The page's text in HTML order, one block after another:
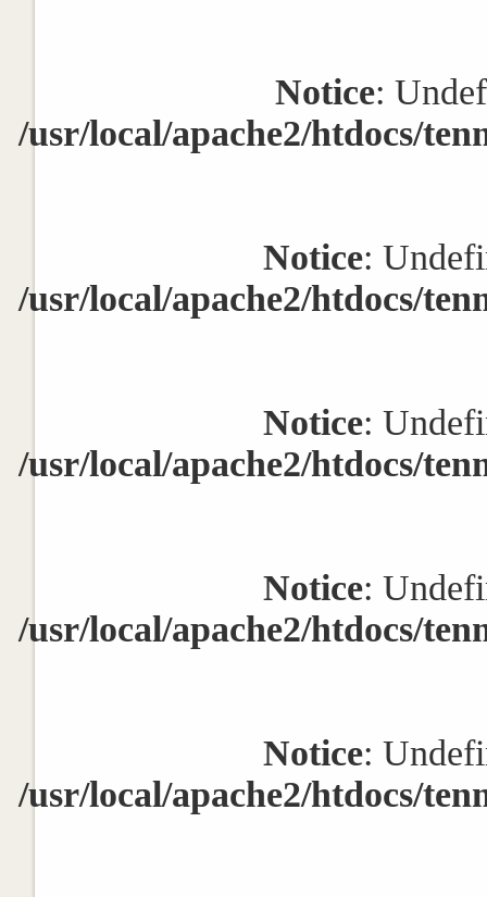
Notice:
/usr/local/apache2/htdocs/
Notice:
/usr/local/apache2/htdocs/
Notice:
/usr/local/apache2/htdocs/
Notice:
/usr/local/apache2/htdocs/
Notice:
/usr/local/apache2/htdocs/